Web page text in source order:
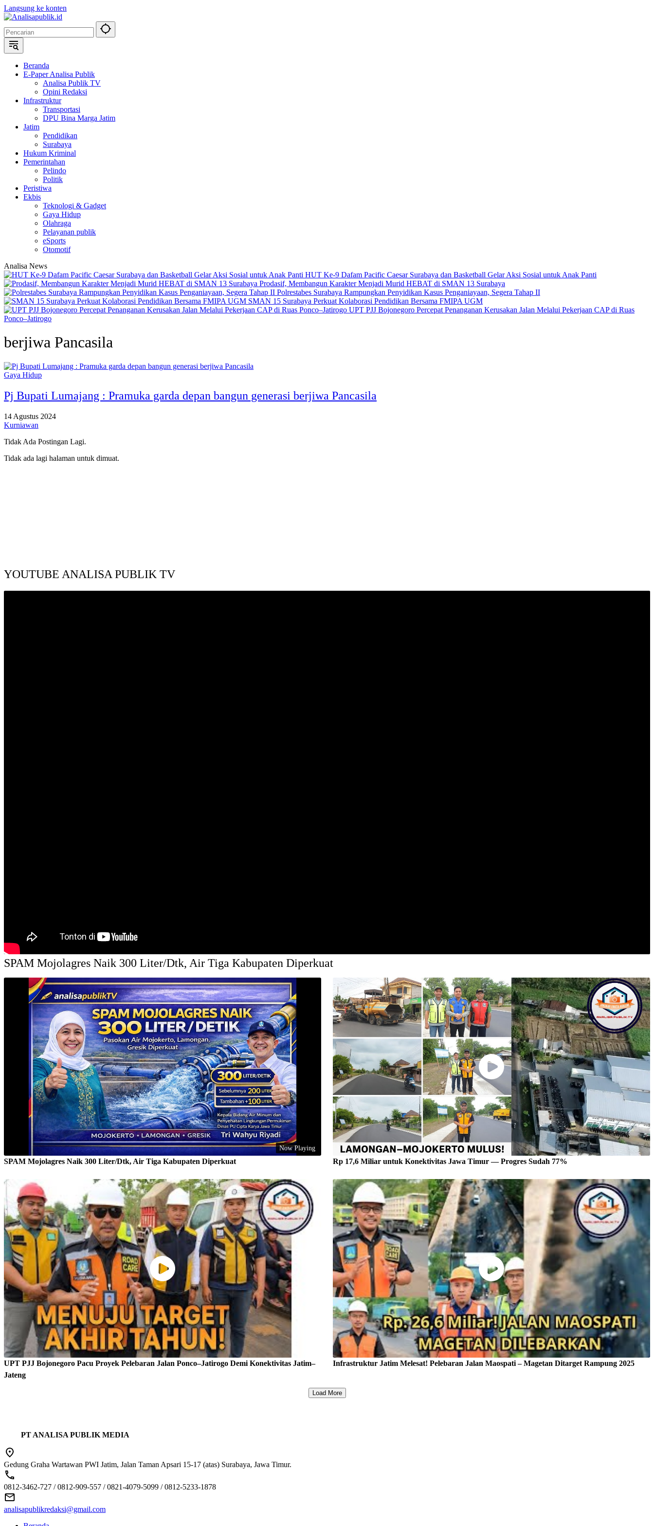
Langsung ke konten
Beranda
E-Paper Analisa Publik
Analisa Publik TV
Opini Redaksi
Infrastruktur
Transportasi
DPU Bina Marga Jatim
Jatim
Pendidikan
Surabaya
Hukum Kriminal
Pemerintahan
Pelindo
Politik
Peristiwa
Ekbis
Teknologi & Gadget
Gaya Hidup
Olahraga
Pelayanan publik
eSports
Otomotif
Analisa News
HUT Ke-9 Dafam Pacific Caesar Surabaya dan Basketball Gelar Aksi Sosial untuk Anak Panti
Prodasif, Membangun Karakter Menjadi Murid HEBAT di SMAN 13 Surabaya
Polrestabes Surabaya Rampungkan Penyidikan Kasus Penganiayaan, Segera Tahap II
SMAN 15 Surabaya Perkuat Kolaborasi Pendidikan Bersama FMIPA UGM
UPT PJJ Bojonegoro Percepat Penanganan Kerusakan Jalan Melalui Pekerjaan CAP di Ruas
Ponco–Jatirogo
berjiwa Pancasila
Gaya Hidup
Pj Bupati Lumajang : Pramuka garda depan bangun generasi berjiwa Pancasila
14 Agustus 2024
Kurniawan
Tidak Ada Postingan Lagi.
Tidak ada lagi halaman untuk dimuat.
YOUTUBE ANALISA PUBLIK TV
SPAM Mojolagres Naik 300 Liter/Dtk, Air Tiga Kabupaten Diperkuat
Now Playing
SPAM Mojolagres Naik 300 Liter/Dtk, Air Tiga Kabupaten Diperkuat Rp 17,6 Miliar untuk Konektivitas Jawa Timur — Progres Sudah 77%
UPT PJJ Bojonegoro Pacu Proyek Pelebaran Jalan Ponco–Jatirogo Demi Konektivitas Jatim–
Jateng
Infrastruktur Jatim Melesat! Pelebaran Jalan Maospati – Magetan Ditarget Rampung 2025
Load More
PT ANALISA PUBLIK MEDIA
Gedung Graha Wartawan PWI Jatim, Jalan Taman Apsari 15-17 (atas) Surabaya, Jawa Timur.
0812-3462-727 / 0812-909-557 / 0821-4079-5099 / 0812-5233-1878
analisapublikredaksi@gmail.com